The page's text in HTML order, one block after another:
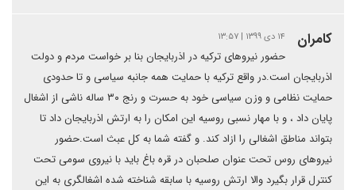
كامران ۱۴ دی ۱۳۹۹ | ۱۳:۵۷
حضور نیروهای ترکیه در اذربایجان بنا بر خواست مردم و دولت
اذربایجان است.در واقع ترکیه با حمایت همه جانبه سیاسی و تا حدودی
حمایت نظامی و وزن سیاسی خود به حسرت و رنج ۳۰ ساله ناشی از اشغال
پایان داد ، و با مهار نسبی روسیه این امکان را به ارتش اذربایجان داد تا
بتواند مناطق اشغالی را ازاد کند. و گفته شما به کل عبث است.حضور
نیروهای روس تحت عنوان صلحبان در قره باغ باید با نیروی سومی تحت
کنترل قرار بگیرد والا ارتش روسیه با سابقه شناخته شده اشغالگری به این